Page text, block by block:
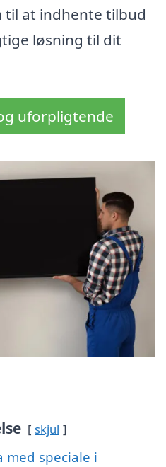
at indhente tilbud
løsning til dit
uforpligtende
skjul
med speciale i